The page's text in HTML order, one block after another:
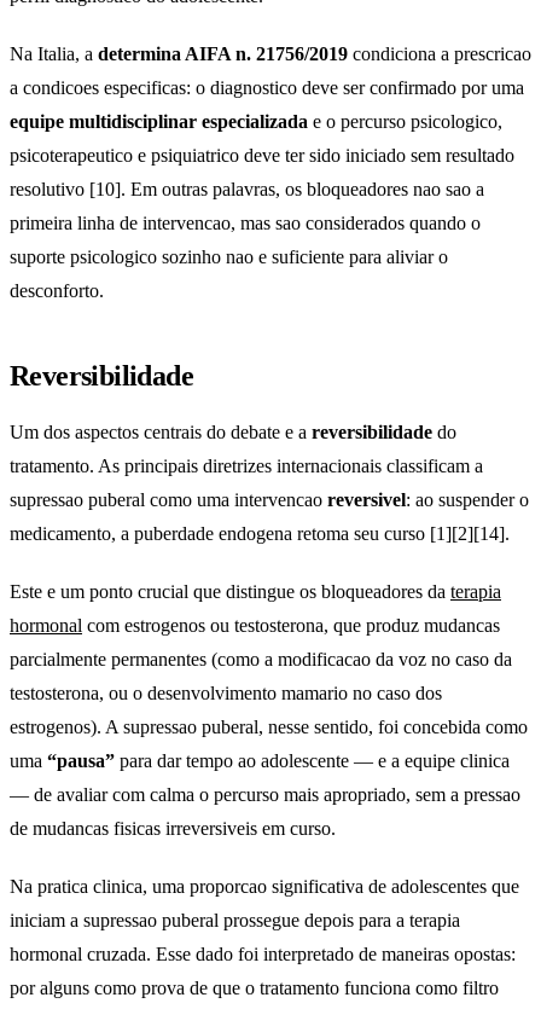
Na Italia, a determina AIFA n. 21756/2019 condiciona a prescricao
a condicoes especificas: o diagnostico deve ser confirmado por uma
equipe multidisciplinar especializada e o percurso psicologico,
psicoterapeutico e psiquiatrico deve ter sido iniciado sem resultado
resolutivo [10]. Em outras palavras, os bloqueadores nao sao a
primeira linha de intervencao, mas sao considerados quando o
suporte psicologico sozinho nao e suficiente para aliviar o
desconforto.
Reversibilidade
Um dos aspectos centrais do debate e a reversibilidade do
tratamento. As principais diretrizes internacionais classificam a
supressao puberal como uma intervencao reversivel: ao suspender o
medicamento, a puberdade endogena retoma seu curso [1][2][14].
Este e um ponto crucial que distingue os bloqueadores da terapia
hormonal com estrogenos ou testosterona, que produz mudancas
parcialmente permanentes (como a modificacao da voz no caso da
testosterona, ou o desenvolvimento mamario no caso dos
estrogenos). A supressao puberal, nesse sentido, foi concebida como
uma “pausa” para dar tempo ao adolescente — e a equipe clinica
— de avaliar com calma o percurso mais apropriado, sem a pressao
de mudancas fisicas irreversiveis em curso.
Na pratica clinica, uma proporcao significativa de adolescentes que
iniciam a supressao puberal prossegue depois para a terapia
hormonal cruzada. Esse dado foi interpretado de maneiras opostas:
por alguns como prova de que o tratamento funciona como filtro